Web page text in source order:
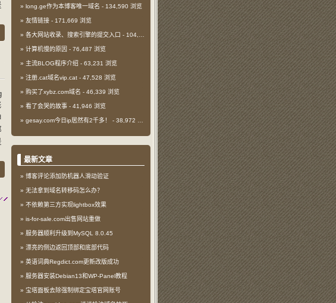
long.ge作为本博客唯一域名 - 134,590 浏览
友情链接 - 171,669 浏览
各大网站收录、搜索引擎的提交入口 - 104,470 浏览
计算机慢的原因 - 76,487 浏览
主流BLOG程序介绍 - 63,231 浏览
注册.cat域名vip.cat - 47,528 浏览
购买了xybz.com域名 - 46,339 浏览
看了会哭的故事 - 41,946 浏览
gesay.com今日ip居然有2千多！ - 38,972 浏览
最新文章
博客评论添加防机器人滑动验证
无法拿到域名转移码怎么办？
不依赖第三方实现lightbox效果
is-for-sale.com出售网站重做
服务器顺利升级到MySQL 8.0.45
漂亮的侧边返回顶部和底部代码
英语词典Regdict.com更新改版成功
服务器安装Debian13和WP-Panel教程
宝塔面板去除强制绑定宝塔官网账号